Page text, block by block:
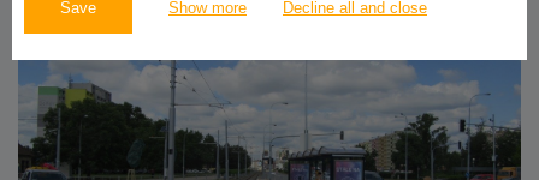
Save Show more Decline all and close